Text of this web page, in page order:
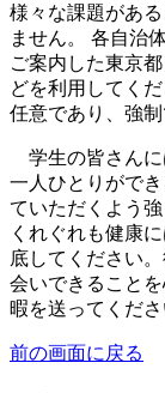
様々な課題があ
ません。 各自治
ご案内した東京
どを利用してく
任意であり、強制
学生の皆さんに
一人ひとりがで
ていただくよう
くれぐれも健康
底してください
会いできること
暇を送ってくださ
前の画面に戻る